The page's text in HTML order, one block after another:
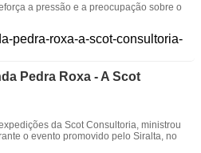
a pressão e a preocupação sobre o
Pedra Roxa - A Scot
da Scot Consultoria, ministrou
o evento promovido pelo Siralta, no